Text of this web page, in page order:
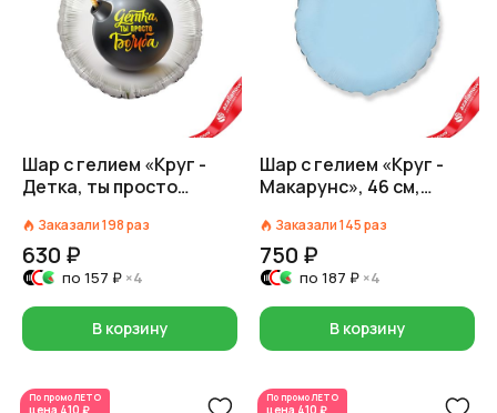
Шар с гелием «Круг -
Детка, ты просто
Заказали198раз
630 ₽
по 157 ₽ ×4
В корзину
Шар с гелием «Круг -
Макарунс», 46 см,
Заказали145раз
750 ₽
по 187 ₽ ×4
В корзину
По промоЛЕТО
цена 410 ₽
По промоЛЕТО
цена 410 ₽